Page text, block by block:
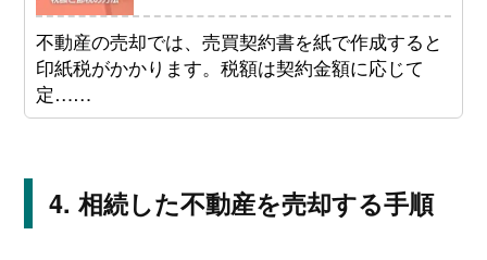
不動産の売却では、売買契約書を紙で作成すると
印紙税がかかります。税額は契約金額に応じて
定……
相続した不動産を売却する手順